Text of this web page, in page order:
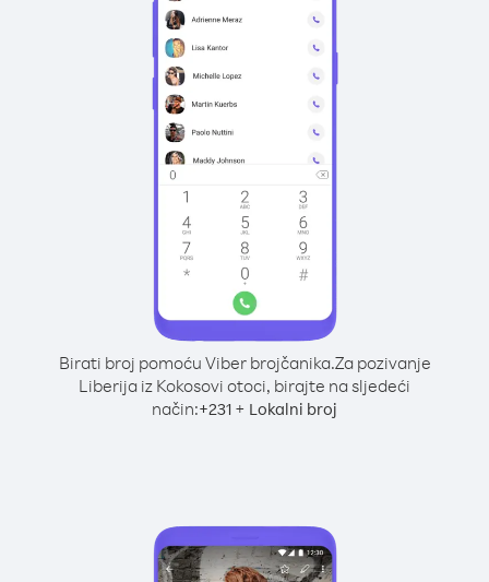
Birati broj pomoću Viber brojčanika.Za pozivanje
Liberija iz Kokosovi otoci, birajte na sljedeći
način:+231 + Lokalni broj